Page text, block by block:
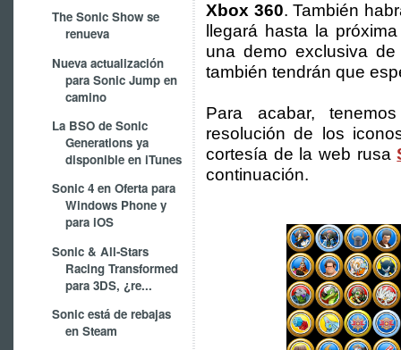
The Sonic Show se
renueva
Nueva actualización
para Sonic Jump en
camino
La BSO de Sonic
Generations ya
disponible en iTunes
Sonic 4 en Oferta para
Windows Phone y
para iOS
Sonic & All-Stars
Racing Transformed
para 3DS, ¿re...
Sonic está de rebajas
en Steam
Xbox 360. También
llegará hasta la
una demo exclusiva
también tendrán que
Para acabar,
resolución de los
cortesía de la web rusa
continuación.